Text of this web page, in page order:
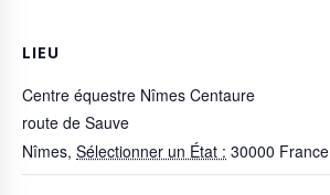
LIEU
Centre équestre Nîmes Centaure
route de Sauve
Nîmes, Sélectionner un État : 30000 France